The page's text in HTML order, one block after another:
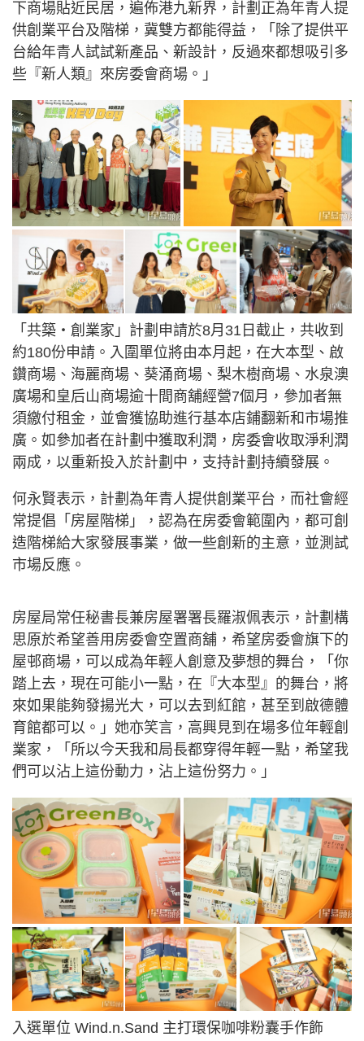
下商場貼近民居，遍佈港九新界，計劃正為年青人提
供創業平台及階梯，冀雙方都能得益，「除了提供平
台給年青人試試新產品、新設計，反過來都想吸引多
些『新人類』來房委會商場。」
「共築・創業家」計劃申請於8月31日截止，共收到
約180份申請。入圍單位將由本月起，在大本型、啟
鑽商場、海麗商場、葵涌商場、梨木樹商場、水泉澳
廣場和皇后山商場逾十間商舖經營7個月，參加者無
須繳付租金，並會獲協助進行基本店鋪翻新和市場推
廣。如參加者在計劃中獲取利潤，房委會收取淨利潤
兩成，以重新投入於計劃中，支持計劃持續發展。
何永賢表示，計劃為年青人提供創業平台，而社會經
常提倡「房屋階梯」，認為在房委會範圍內，都可創
造階梯給大家發展事業，做一些創新的主意，並測試
市場反應。
房屋局常任秘書長兼房屋署署長羅淑佩表示，計劃構
思原於希望善用房委會空置商舖，希望房委會旗下的
屋邨商場，可以成為年輕人創意及夢想的舞台，「你
踏上去，現在可能小一點，在『大本型』的舞台，將
來如果能夠發揚光大，可以去到紅館，甚至到啟德體
育館都可以。」她亦笑言，高興見到在場多位年輕創
業家，「所以今天我和局長都穿得年輕一點，希望我
們可以沾上這份動力，沾上這份努力。」
入選單位 Wind.n.Sand 主打環保咖啡粉囊手作飾